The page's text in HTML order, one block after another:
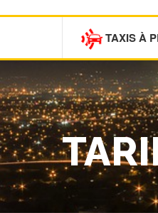
TAXIS À